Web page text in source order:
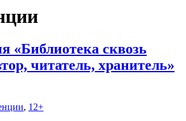
«Библиотека сквозь
читатель, хранитель»
, 12+